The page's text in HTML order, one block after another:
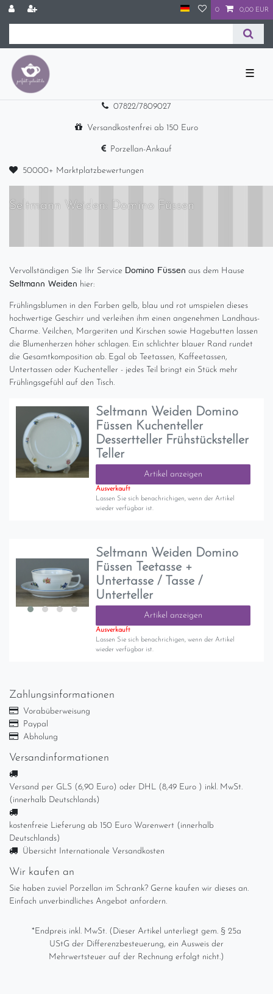
0 0,00 EUR
☰
07822/7809027
Versandkostenfrei ab 150 Euro
Porzellan-Ankauf
50000+ Marktplatzbewertungen
Seltmann Weiden: Domino Füssen
Vervollständigen Sie Ihr Service Domino Füssen aus dem Hause
Seltmann Weiden hier:
Frühlingsblumen in den Farben gelb, blau und rot umspielen dieses
hochwertige Geschirr und verleihen ihm einen angenehmen Landhaus-
Charme. Veilchen, Margeriten und Kirschen sowie Hagebutten lassen
die Blumenherzen höher schlagen. Ein schlichter blauer Rand rundet
die Gesamtkomposition ab. Egal ob Teetassen, Kaffeetassen,
Untertassen oder Kuchenteller - jedes Teil bringt ein Stück mehr
Frühlingsgefühl auf den Tisch.
Seltmann Weiden Domino
Füssen Kuchenteller
Dessertteller Frühstücksteller
Teller
Artikel anzeigen
Ausverkauft
Lassen Sie sich benachrichigen, wenn der Artikel
wieder verfügbar ist.
Seltmann Weiden Domino
Füssen Teetasse +
Untertasse / Tasse /
Unterteller
Artikel anzeigen
Ausverkauft
Lassen Sie sich benachrichigen, wenn der Artikel
wieder verfügbar ist.
Zahlungsinformationen
Vorabüberweisung
Paypal
Abholung
Versandinformationen
Versand per GLS (6,90 Euro) oder DHL (8,49 Euro ) inkl. MwSt.
(innerhalb Deutschlands)
kostenfreie Lieferung ab 150 Euro Warenwert (innerhalb
Deutschlands)
Übersicht Internationale Versandkosten
Wir kaufen an
Sie haben zuviel Porzellan im Schrank? Gerne kaufen wir dieses an.
Einfach unverbindliches Angebot anfordern.
*Endpreis inkl. MwSt. (Dieser Artikel unterliegt gem. § 25a
UStG der Differenzbesteuerung, ein Ausweis der
Mehrwertsteuer auf der Rechnung erfolgt nicht.)